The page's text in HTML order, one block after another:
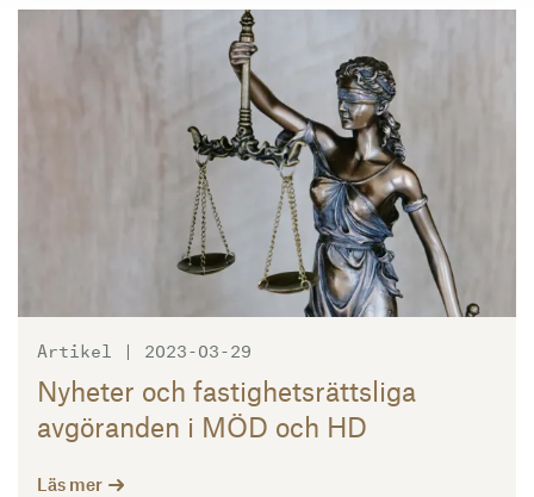
Artikel | 2023-03-29
Nyheter och fastighetsrättsliga
avgöranden i MÖD och HD
Läs mer